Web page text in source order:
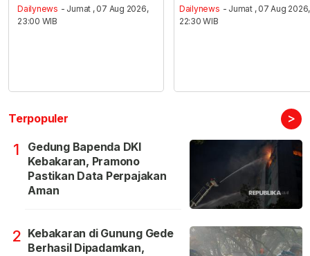
Dailynews - Jumat , 07 Aug 2026,
23:00 WIB
Dailynews - Jumat , 07 Aug 2026,
22:30 WIB
Terpopuler >
1
Gedung Bapenda DKI
Kebakaran, Pramono
Pastikan Data Perpajakan
Aman
2 Kebakaran di Gunung Gede
Berhasil Dipadamkan,